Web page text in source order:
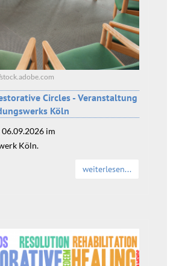
Circles - Veranstaltung
Köln
im
Köln.
weiterlesen...